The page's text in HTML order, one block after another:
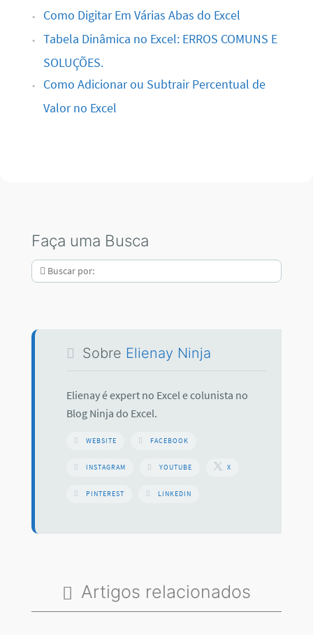
Como Digitar Em Várias Abas do Excel
Tabela Dinâmica no Excel: ERROS COMUNS E
SOLUÇÕES.
Como Adicionar ou Subtrair Percentual de
Valor no Excel
Faça uma Busca
Sobre Elienay Ninja
Elienay é expert no Excel e colunista no
Blog Ninja do Excel.
WEBSITE FACEBOOK
INSTAGRAM YOUTUBE X
PINTEREST LINKEDIN
Artigos relacionados